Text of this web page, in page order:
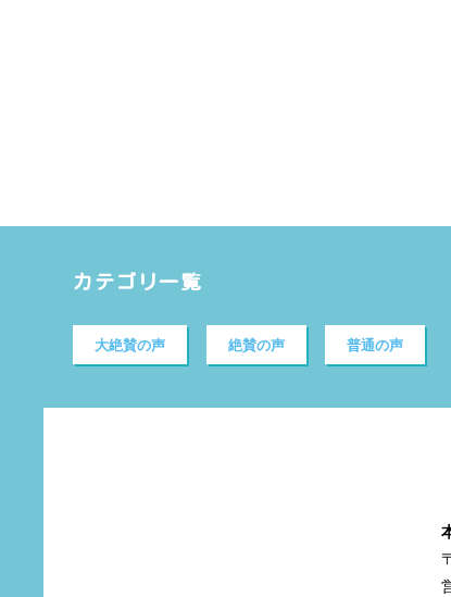
カテゴリ一覧
大絶賛の声 絶賛の声 普通の声